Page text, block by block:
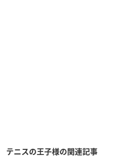
テニスの王子様の関連記事